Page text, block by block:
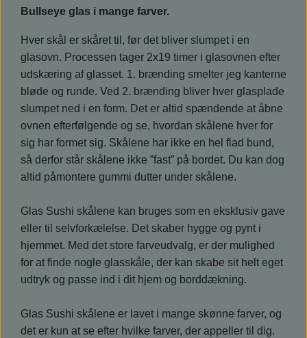
Bullseye glas i mange farver.
Hver skål er skåret til, før det bliver slumpet i en
glasovn. Processen tager 2x19 timer i glasovnen efter
udskæring af glasset. 1. brænding smelter jeg kanterne
bløde og runde. Ved 2. brænding bliver hver glasplade
slumpet ned i en form. Det er altid spændende at åbne
ovnen efterfølgende og se, hvordan skålene hver for
sig har formet sig. Skålene har ikke en hel flad bund,
så derfor står skålene ikke ”fast” på bordet. Du kan dog
altid påmontere gummi dutter under skålene.
Glas Sushi skålene kan bruges som en eksklusiv gave
eller til selvforkælelse. Det skaber hygge og pynt i
hjemmet. Med det store farveudvalg, er der mulighed
for at finde nogle glasskåle, der kan skabe sit helt eget
udtryk og passe ind i dit hjem og borddækning.
Glas Sushi skålene er lavet i mange skønne farver, og
det er kun at se efter hvilke farver, der appeller til dig.